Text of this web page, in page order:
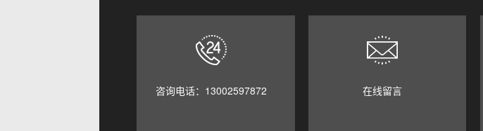
咨询电话：13002597872 在线留言